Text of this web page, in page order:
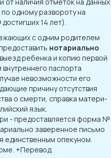
одному развороту на
14 лет).
с одним родителем
нотариально
ребенка и копию первой
паспорта
невозможности его
причину отсутствия
о смерти, справка матери-
язык.
- предоставляется форма №
заверенное письмо
единственным опекуном.
+Перевод.